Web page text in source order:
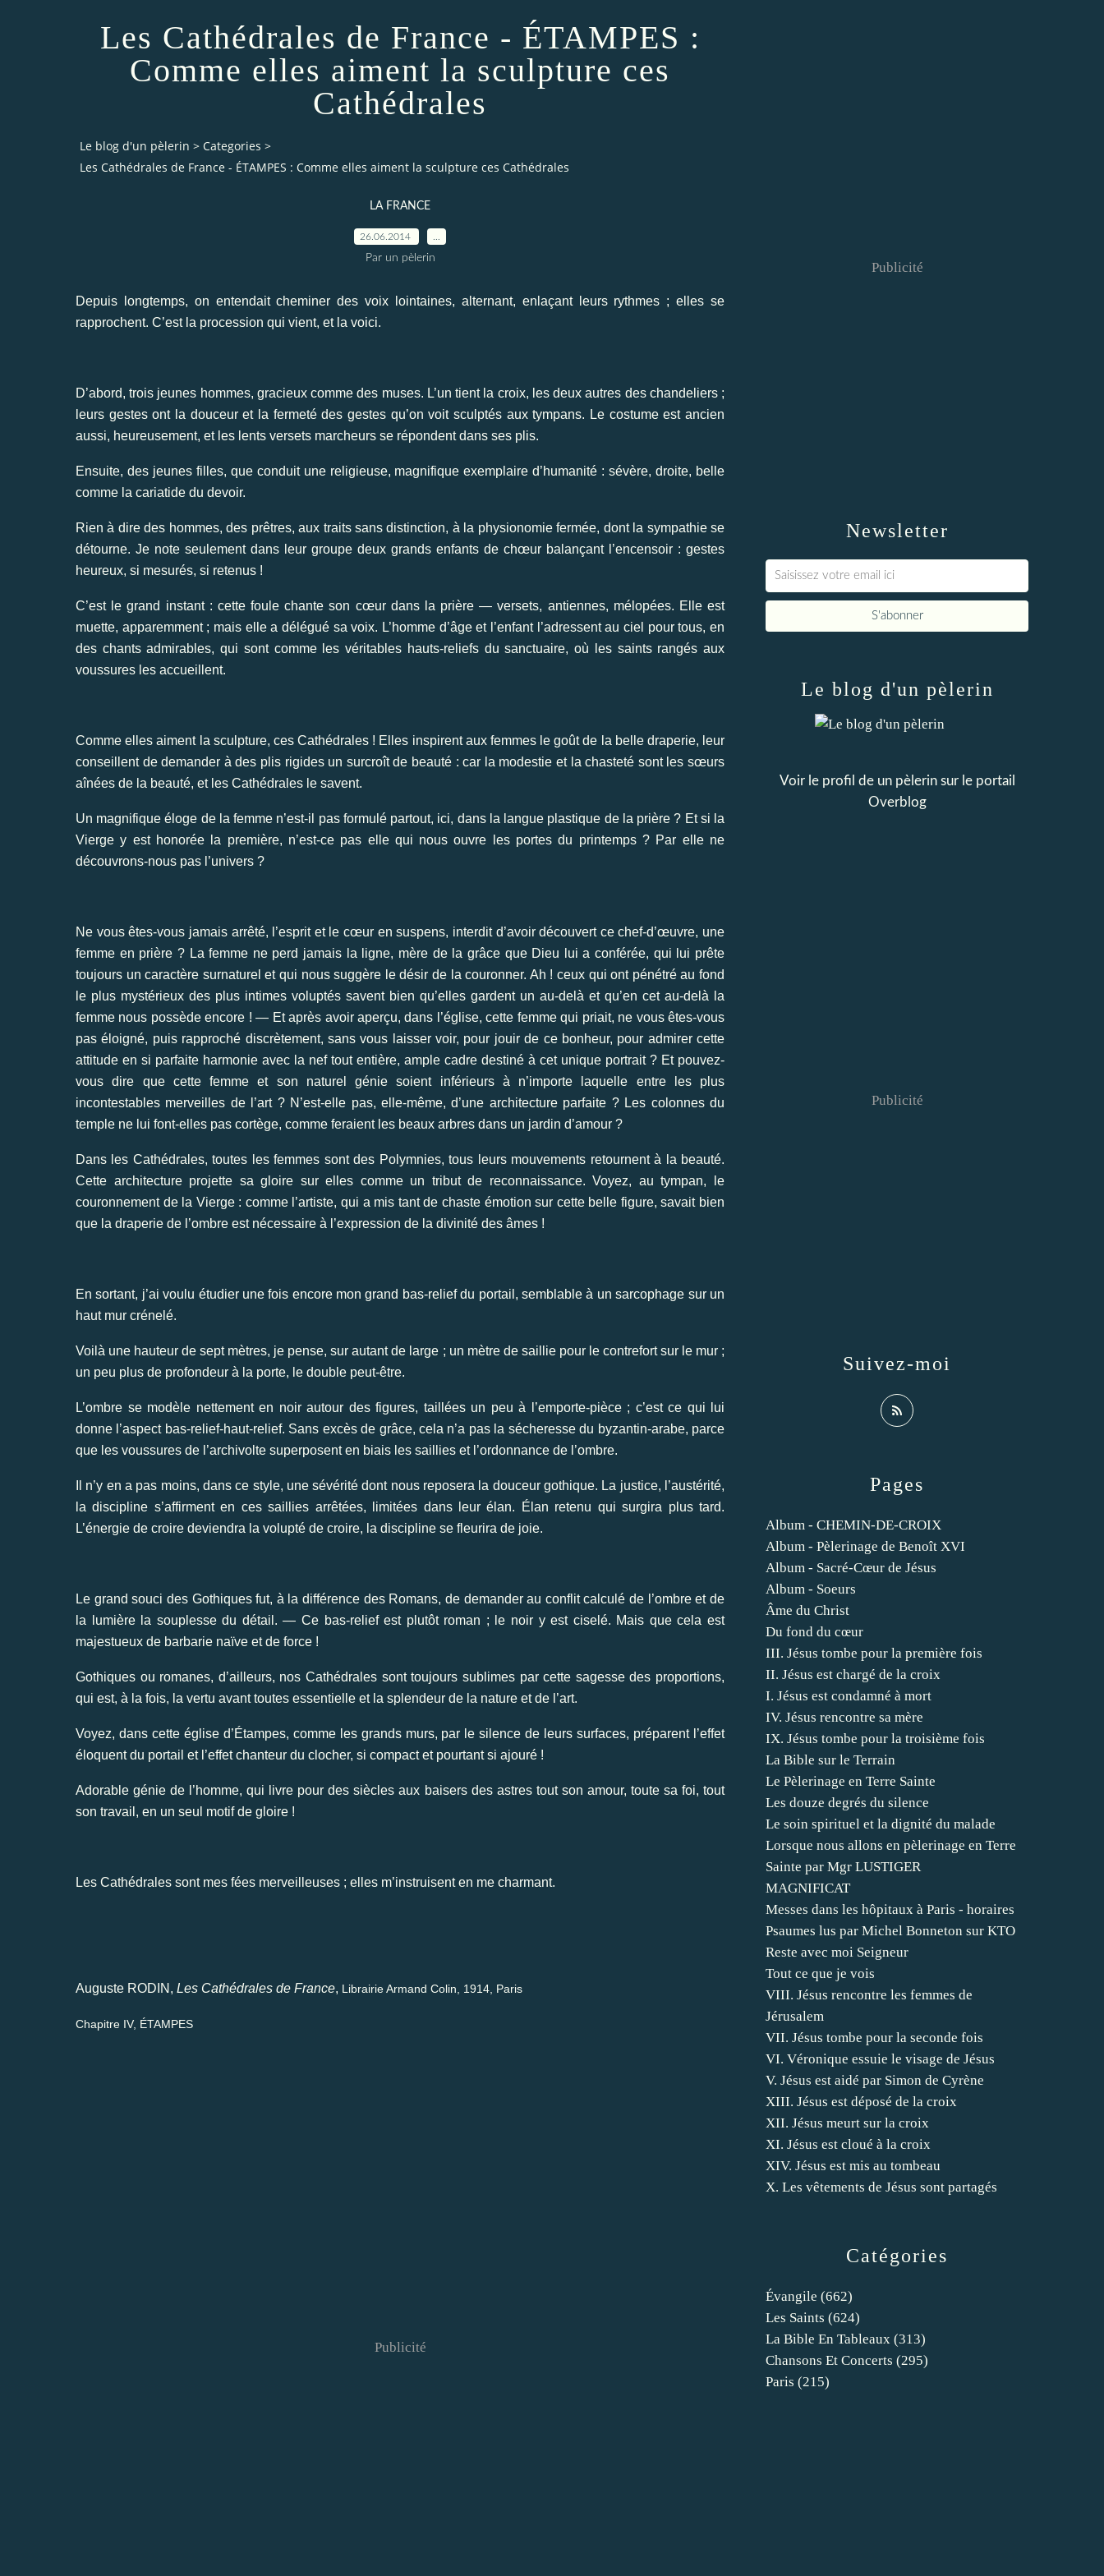
Les Cathédrales de France - ÉTAMPES :
Comme elles aiment la sculpture ces
Cathédrales
Le blog d'un pèlerin > Categories >
Les Cathédrales de France - ÉTAMPES : Comme elles aiment la sculpture ces Cathédrales
LA FRANCE
26.06.2014
Par un pèlerin
Depuis longtemps, on entendait cheminer des voix lointaines, alternant, enlaçant leurs rythmes ; elles se
rapprochent. C’est la procession qui vient, et la voici.
D’abord, trois jeunes hommes, gracieux comme des muses. L’un tient la croix, les deux autres des chandeliers ;
leurs gestes ont la douceur et la fermeté des gestes qu’on voit sculptés aux tympans. Le costume est ancien
aussi, heureusement, et les lents versets marcheurs se répondent dans ses plis.
Ensuite, des jeunes filles, que conduit une religieuse, magnifique exemplaire d’humanité : sévère, droite, belle
comme la cariatide du devoir.
Rien à dire des hommes, des prêtres, aux traits sans distinction, à la physionomie fermée, dont la sympathie se
détourne. Je note seulement dans leur groupe deux grands enfants de chœur balançant l’encensoir : gestes
heureux, si mesurés, si retenus !
C’est le grand instant : cette foule chante son cœur dans la prière — versets, antiennes, mélopées. Elle est
muette, apparemment ; mais elle a délégué sa voix. L’homme d’âge et l’enfant l’adressent au ciel pour tous, en
des chants admirables, qui sont comme les véritables hauts-reliefs du sanctuaire, où les saints rangés aux
voussures les accueillent.
Comme elles aiment la sculpture, ces Cathédrales ! Elles inspirent aux femmes le goût de la belle draperie, leur
conseillent de demander à des plis rigides un surcroît de beauté : car la modestie et la chasteté sont les sœurs
aînées de la beauté, et les Cathédrales le savent.
Un magnifique éloge de la femme n’est-il pas formulé partout, ici, dans la langue plastique de la prière ? Et si la
Vierge y est honorée la première, n’est-ce pas elle qui nous ouvre les portes du printemps ? Par elle ne
découvrons-nous pas l’univers ?
Ne vous êtes-vous jamais arrêté, l’esprit et le cœur en suspens, interdit d’avoir découvert ce chef-d’œuvre, une
femme en prière ? La femme ne perd jamais la ligne, mère de la grâce que Dieu lui a conférée, qui lui prête
toujours un caractère surnaturel et qui nous suggère le désir de la couronner. Ah ! ceux qui ont pénétré au fond
le plus mystérieux des plus intimes voluptés savent bien qu’elles gardent un au-delà et qu’en cet au-delà la
femme nous possède encore ! — Et après avoir aperçu, dans l’église, cette femme qui priait, ne vous êtes-vous
pas éloigné, puis rapproché discrètement, sans vous laisser voir, pour jouir de ce bonheur, pour admirer cette
attitude en si parfaite harmonie avec la nef tout entière, ample cadre destiné à cet unique portrait ? Et pouvez-
vous dire que cette femme et son naturel génie soient inférieurs à n’importe laquelle entre les plus
incontestables merveilles de l’art ? N’est-elle pas, elle-même, d’une architecture parfaite ? Les colonnes du
temple ne lui font-elles pas cortège, comme feraient les beaux arbres dans un jardin d’amour ?
Dans les Cathédrales, toutes les femmes sont des Polymnies, tous leurs mouvements retournent à la beauté.
Cette architecture projette sa gloire sur elles comme un tribut de reconnaissance. Voyez, au tympan, le
couronnement de la Vierge : comme l’artiste, qui a mis tant de chaste émotion sur cette belle figure, savait bien
que la draperie de l’ombre est nécessaire à l’expression de la divinité des âmes !
En sortant, j’ai voulu étudier une fois encore mon grand bas-relief du portail, semblable à un sarcophage sur un
haut mur crénelé.
Voilà une hauteur de sept mètres, je pense, sur autant de large ; un mètre de saillie pour le contrefort sur le mur ;
un peu plus de profondeur à la porte, le double peut-être.
L’ombre se modèle nettement en noir autour des figures, taillées un peu à l’emporte-pièce ; c’est ce qui lui
donne l’aspect bas-relief-haut-relief. Sans excès de grâce, cela n’a pas la sécheresse du byzantin-arabe, parce
que les voussures de l’archivolte superposent en biais les saillies et l’ordonnance de l’ombre.
Il n’y en a pas moins, dans ce style, une sévérité dont nous reposera la douceur gothique. La justice, l’austérité,
la discipline s’affirment en ces saillies arrêtées, limitées dans leur élan. Élan retenu qui surgira plus tard.
L’énergie de croire deviendra la volupté de croire, la discipline se fleurira de joie.
Le grand souci des Gothiques fut, à la différence des Romans, de demander au conflit calculé de l’ombre et de
la lumière la souplesse du détail. — Ce bas-relief est plutôt roman ; le noir y est ciselé. Mais que cela est
majestueux de barbarie naïve et de force !
Gothiques ou romanes, d’ailleurs, nos Cathédrales sont toujours sublimes par cette sagesse des proportions,
qui est, à la fois, la vertu avant toutes essentielle et la splendeur de la nature et de l’art.
Voyez, dans cette église d’Étampes, comme les grands murs, par le silence de leurs surfaces, préparent l’effet
éloquent du portail et l’effet chanteur du clocher, si compact et pourtant si ajouré !
Adorable génie de l’homme, qui livre pour des siècles aux baisers des astres tout son amour, toute sa foi, tout
son travail, en un seul motif de gloire !
Les Cathédrales sont mes fées merveilleuses ; elles m’instruisent en me charmant.
Auguste RODIN, Les Cathédrales de France, Librairie Armand Colin, 1914, Paris
Chapitre IV, ÉTAMPES
Publicité
Newsletter
Publicité
Catégories
Évangile (662)
Les Saints (624)
La Bible En Tableaux (313)
Chansons Et Concerts (295)
Paris (215)
Pages
Album - CHEMIN-DE-CROIX
Album - Pèlerinage de Benoît XVI
Album - Sacré-Cœur de Jésus
Album - Soeurs
Âme du Christ
Du fond du cœur
III. Jésus tombe pour la première fois
II. Jésus est chargé de la croix
I. Jésus est condamné à mort
IV. Jésus rencontre sa mère
IX. Jésus tombe pour la troisième fois
La Bible sur le Terrain
Le Pèlerinage en Terre Sainte
Les douze degrés du silence
Le soin spirituel et la dignité du malade
Lorsque nous allons en pèlerinage en Terre
Sainte par Mgr LUSTIGER
MAGNIFICAT
Messes dans les hôpitaux à Paris - horaires
Psaumes lus par Michel Bonneton sur KTO
Reste avec moi Seigneur
Tout ce que je vois
VIII. Jésus rencontre les femmes de
Jérusalem
VII. Jésus tombe pour la seconde fois
VI. Véronique essuie le visage de Jésus
V. Jésus est aidé par Simon de Cyrène
XIII. Jésus est déposé de la croix
XII. Jésus meurt sur la croix
XI. Jésus est cloué à la croix
XIV. Jésus est mis au tombeau
X. Les vêtements de Jésus sont partagés
Le blog d'un pèlerin
Voir le profil de un pèlerinsur le portail
Overblog
Suivez-moi
Publicité